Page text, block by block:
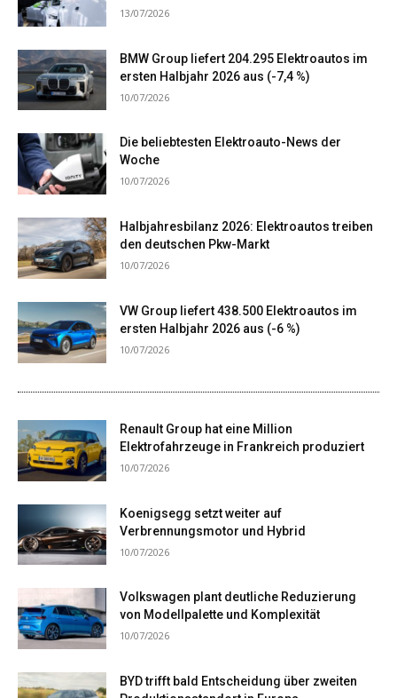
13/07/2026
BMW Group liefert 204.295 Elektroautos im
ersten Halbjahr 2026 aus (-7,4 %)
10/07/2026
Die beliebtesten Elektroauto-News der
Woche
10/07/2026
Halbjahresbilanz 2026: Elektroautos treiben
den deutschen Pkw-Markt
10/07/2026
VW Group liefert 438.500 Elektroautos im
ersten Halbjahr 2026 aus (-6 %)
10/07/2026
Renault Group hat eine Million
Elektrofahrzeuge in Frankreich produziert
10/07/2026
Koenigsegg setzt weiter auf
Verbrennungsmotor und Hybrid
10/07/2026
Volkswagen plant deutliche Reduzierung
von Modellpalette und Komplexität
10/07/2026
BYD trifft bald Entscheidung über zweiten